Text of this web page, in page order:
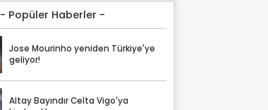
- Popüler Haberler -
Jose Mourinho yeniden Türkiye'ye
geliyor!
Altay Bayındır Celta Vigo'ya